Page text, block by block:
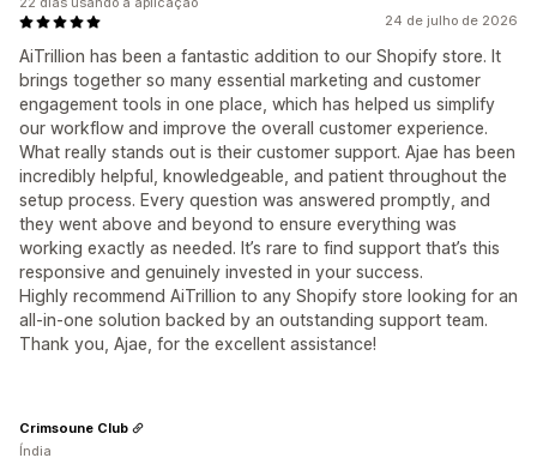
24 de julho de 2026
AiTrillion has been a fantastic addition to our Shopify store. It
brings together so many essential marketing and customer
engagement tools in one place, which has helped us simplify
our workflow and improve the overall customer experience.
What really stands out is their customer support. Ajae has been
incredibly helpful, knowledgeable, and patient throughout the
setup process. Every question was answered promptly, and
they went above and beyond to ensure everything was
working exactly as needed. It’s rare to find support that’s this
responsive and genuinely invested in your success.
Highly recommend AiTrillion to any Shopify store looking for an
all-in-one solution backed by an outstanding support team.
Thank you, Ajae, for the excellent assistance!
Crimsoune Club
Índia